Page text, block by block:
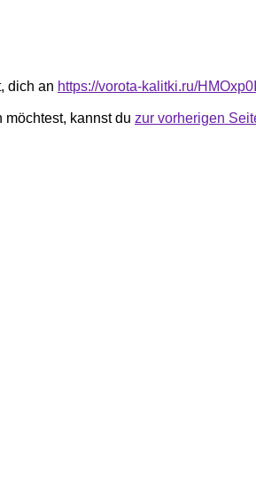
dich an https://vorota-kalitki.ru/
kannst du zur vorherigen